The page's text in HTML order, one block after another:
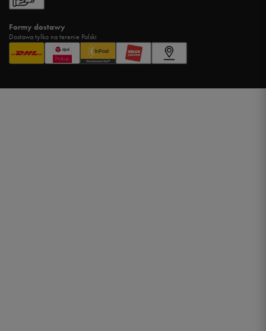
Formy dostawy
Dostawa tylko na terenie Polski